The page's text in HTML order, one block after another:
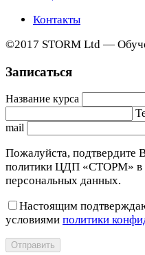
Контакты
©2017 STORM Ltd —
Записаться
Название курса
mail
Пожалуйста, подтвердите
политики ЦДП «СТОРМ» в
персональных данных.
Настоящим
условиями политики
Отправить